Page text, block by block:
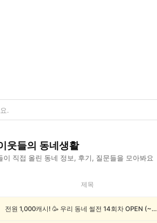
웃들의 동네생활
이 직접 올린 동네 정보, 후기, 질문들을 모아봐요
제목
전원 1,000캐시! 🥳 우리 동네 썰전 14회차 OPEN (~8/17)